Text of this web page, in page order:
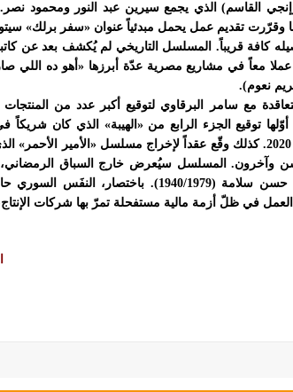
القاسم) الذي يجمع سيرين عبد النور ومحمود
وقرّرت تقديم عمل يحمل مبدئياً عنوان «سفر برلك»
كافة قريباً. المسلسل التاريخي لم يُكشف بعد عن
معاً في مشاريع مصرية عدّة أبرزها «أهو ده اللي
نعوم).
مع سامر البرقاوي لتوقيع أكبر عدد من المنتجات
توقيع الجزء الرابع من «الهيبة» الذي كان شريكاً
موسمه الأول، وسيُعرض في رمضان 2020. كذلك وقّع عقداً لإخراج مسلسل «الأمير
وآخرون. المسلسل سيُعرض خارج السباق
من سيرة المناضل الفلسطيني علي حسن سلامة (1940/1979).
في ظلّ أزمة مالية مستفحلة تمرّ بها شركات